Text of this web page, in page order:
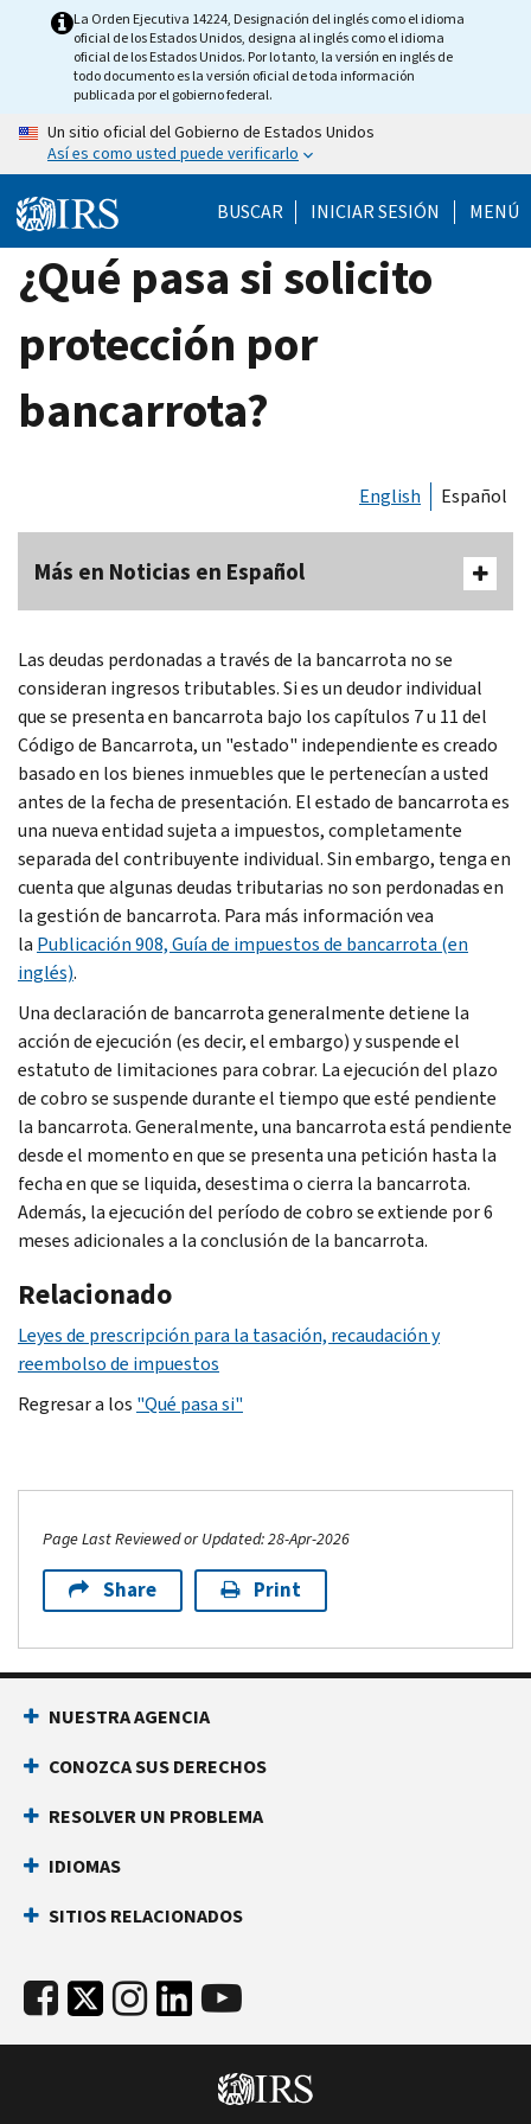
La Orden Ejecutiva 14224, Designación del inglés como el idioma
oficial de los Estados Unidos, designa al inglés como el idioma
oficial de los Estados Unidos. Por lo tanto, la versión en inglés de
todo documento es la versión oficial de toda información
publicada por el gobierno federal.
Un sitio oficial del Gobierno de Estados Unidos
Así es como usted puede verificarlo
BUSCAR INICIAR SESIÓN MENÚ
¿Qué pasa si solicito
protección por
bancarrota?
English Español
Más en Noticias en Español
Las deudas perdonadas a través de la bancarrota no se
consideran ingresos tributables. Si es un deudor individual
que se presenta en bancarrota bajo los capítulos 7 u 11 del
Código de Bancarrota, un "estado" independiente es creado
basado en los bienes inmuebles que le pertenecían a usted
antes de la fecha de presentación. El estado de bancarrota es
una nueva entidad sujeta a impuestos, completamente
separada del contribuyente individual. Sin embargo, tenga en
cuenta que algunas deudas tributarias no son perdonadas en
la gestión de bancarrota. Para más información vea
la Publicación 908, Guía de impuestos de bancarrota (en
inglés).
Una declaración de bancarrota generalmente detiene la
acción de ejecución (es decir, el embargo) y suspende el
estatuto de limitaciones para cobrar. La ejecución del plazo
de cobro se suspende durante el tiempo que esté pendiente
la bancarrota. Generalmente, una bancarrota está pendiente
desde el momento en que se presenta una petición hasta la
fecha en que se liquida, desestima o cierra la bancarrota.
Además, la ejecución del período de cobro se extiende por 6
meses adicionales a la conclusión de la bancarrota.
Relacionado
Leyes de prescripción para la tasación, recaudación y
reembolso de impuestos
Regresar a los "Qué pasa si"
Page Last Reviewed or Updated: 28-Apr-2026
Share Print
NUESTRA AGENCIA
CONOZCA SUS DERECHOS
RESOLVER UN PROBLEMA
IDIOMAS
SITIOS RELACIONADOS